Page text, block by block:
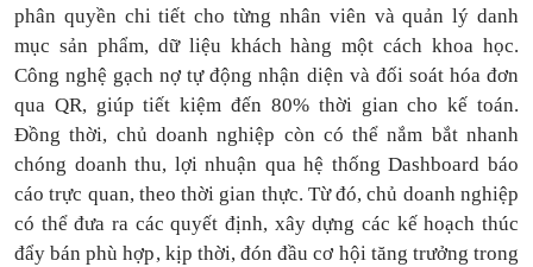
phân quyền chi tiết cho từng nhân viên và quản lý danh
mục sản phẩm, dữ liệu khách hàng một cách khoa học.
Công nghệ gạch nợ tự động nhận diện và đối soát hóa đơn
qua QR, giúp tiết kiệm đến 80% thời gian cho kế toán.
Đồng thời, chủ doanh nghiệp còn có thể nắm bắt nhanh
chóng doanh thu, lợi nhuận qua hệ thống Dashboard báo
cáo trực quan, theo thời gian thực. Từ đó, chủ doanh nghiệp
có thểđưa ra các quyết định, xây dựng các kế hoạch thúc
đẩy bán phù hợp, kịp thời, đón đầu cơ hội tăng trưởng trong